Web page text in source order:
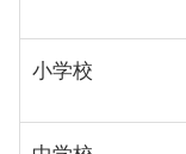
小学校